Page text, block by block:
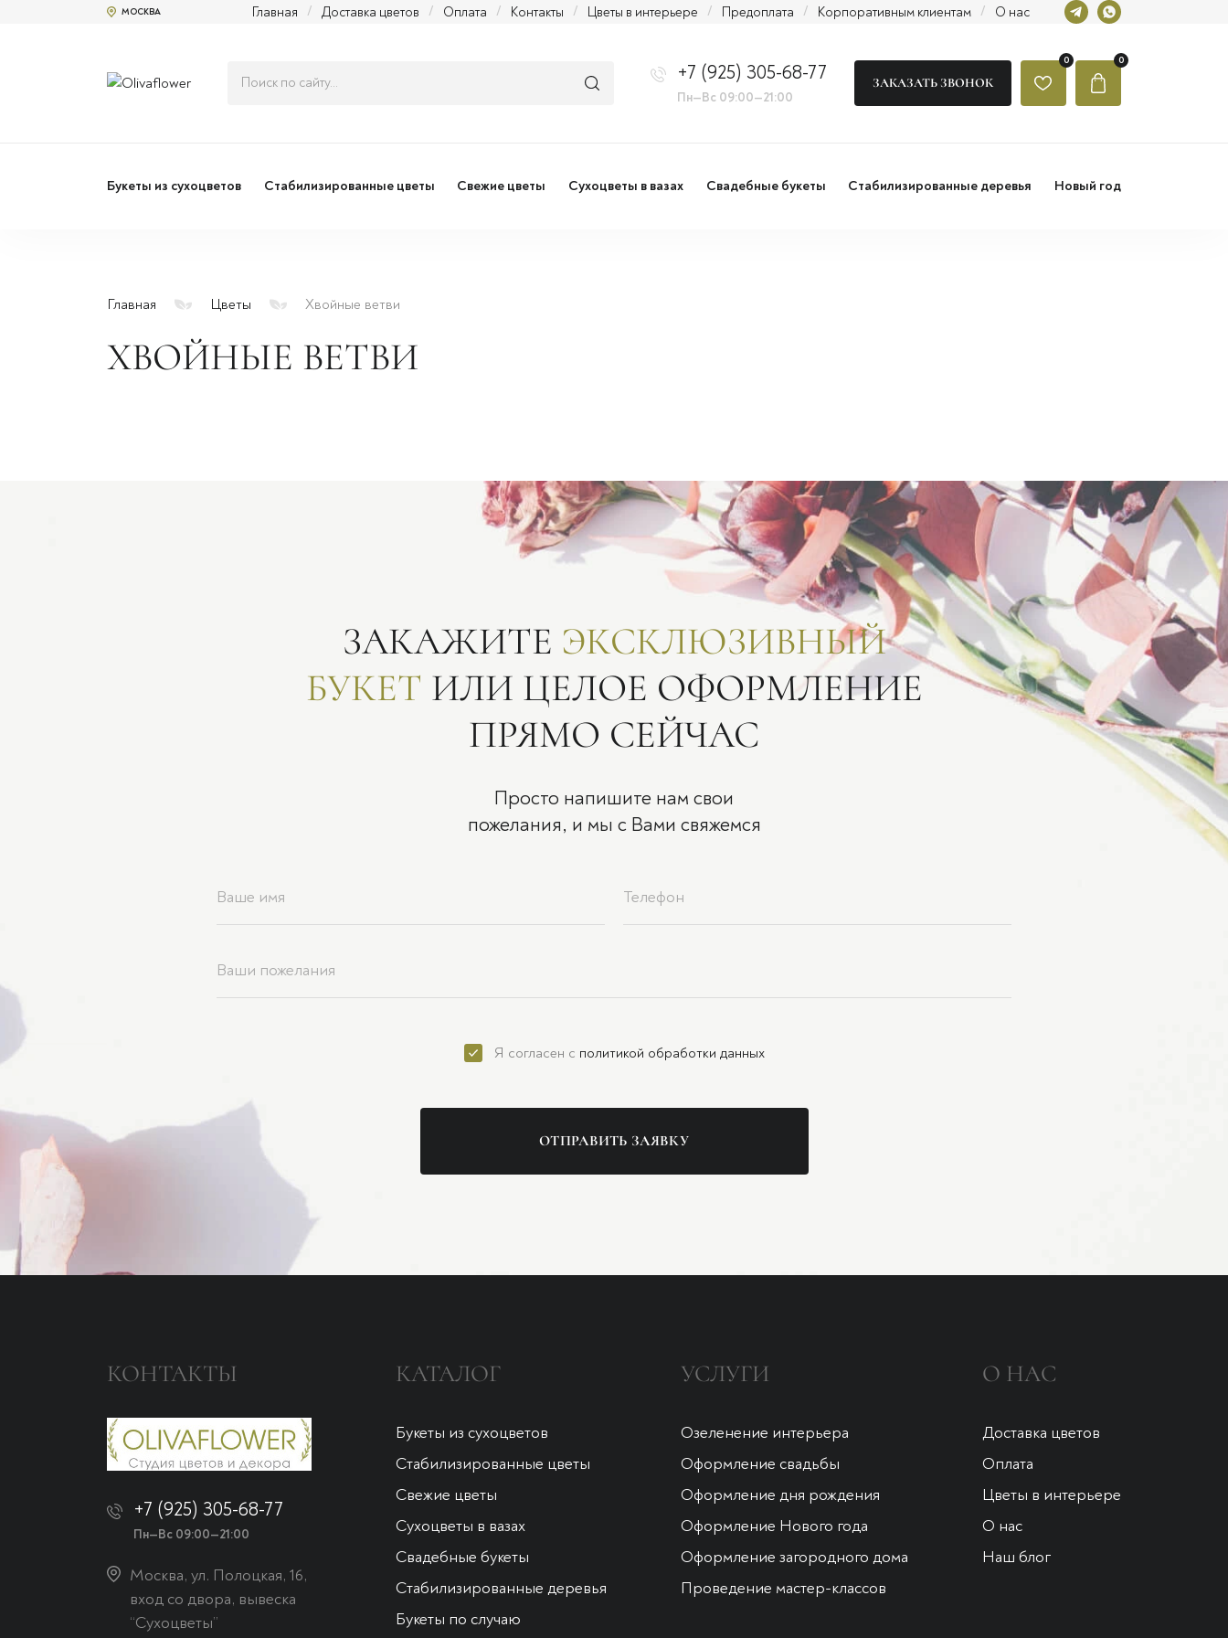
МОСКВА Главная / Доставка цветов / Оплата / Контакты / Цветы в интерьере / Предоплата / Корпоративным клиентам / О нас
+7 (925) 305-68-77
Пн—Вс 09:00—21:00
ЗАКАЗАТЬ ЗВОНОК
0 0
Букеты из сухоцветов Стабилизированные цветы Свежие цветы Сухоцветы в вазах Свадебные букеты Стабилизированные деревья Новый год
Главная Цветы Хвойные ветви
ХВОЙНЫЕ ВЕТВИ
ЗАКАЖИТЕ ЭКСКЛЮЗИВНЫЙ
БУКЕТ ИЛИ ЦЕЛОЕ ОФОРМЛЕНИЕ
ПРЯМО СЕЙЧАС
Просто напишите нам свои
пожелания, и мы с Вами свяжемся
Я согласен с политикой обработки данных
ОТПРАВИТЬ ЗАЯВКУ
КОНТАКТЫ
+7 (925) 305-68-77
Пн—Вс 09:00—21:00
Москва, ул. Полоцкая, 16,
вход со двора, вывеска
“Сухоцветы”
КАТАЛОГ
Букеты из сухоцветов
Стабилизированные цветы
Свежие цветы
Сухоцветы в вазах
Свадебные букеты
Стабилизированные деревья
Букеты по случаю
УСЛУГИ
Озеленение интерьера
Оформление свадьбы
Оформление дня рождения
Оформление Нового года
Оформление загородного дома
Проведение мастер-классов
О НАС
Доставка цветов
Оплата
Цветы в интерьере
О нас
Наш блог